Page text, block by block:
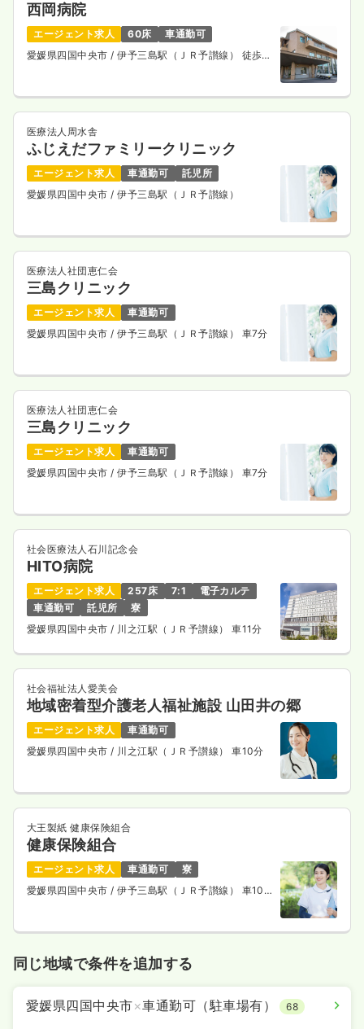
西岡病院
エージェント求人 60床
車通勤可
愛媛県四国中央市/ 伊予三島駅（ＪＲ予讃線） 徒歩8
医療法人周水舎
ふじえだファミリークリニック
エージェント求人 車通勤可
託児所
愛媛県四国中央市/ 伊予三島駅（ＪＲ予讃線）
医療法人社団恵仁会
三島クリニック
エージェント求人
車通勤可
愛媛県四国中央市/ 伊予三島駅（ＪＲ予讃線） 車7分
医療法人社団恵仁会
三島クリニック
エージェント求人
車通勤可
愛媛県四国中央市/ 伊予三島駅（ＪＲ予讃線） 車7分
社会医療法人石川記念会
HITO病院
エージェント求人 257床 7:1
電子カルテ
車通勤可
託児所
寮
愛媛県四国中央市 / 川之江駅（ＪＲ予讃線） 車11分
社会福祉法人愛美会
地域密着型介護老人福祉施設 山田井の郷
エージェント求人
車通勤可
愛媛県四国中央市/ 川之江駅（ＪＲ予讃線） 車10分
大王製紙 健康保険組合
健康保険組合
エージェント求人 車通勤可
寮
愛媛県四国中央市/ 伊予三島駅（ＪＲ予讃線） 車10
同じ地域で条件を追加する
愛媛県四国中央市×車通勤可（駐車場有） 68